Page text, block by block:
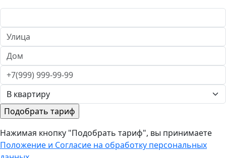
Нажимая кнопку "Подобрать тариф", вы принимаете
Положение и Согласие на обработку персональных